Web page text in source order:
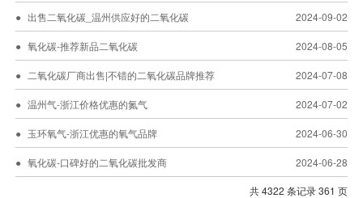
出售二氧化碳_温州供应好的二氧化碳 2024-09-02
氧化碳-推荐新品二氧化碳 2024-08-05
二氧化碳厂商出售|不错的二氧化碳品牌推荐 2024-07-08
温州气-浙江价格优惠的氮气 2024-07-02
玉环氧气-浙江优惠的氧气品牌 2024-06-30
氧化碳-口碑好的二氧化碳批发商 2024-06-28
共 4322 条记录 361 页